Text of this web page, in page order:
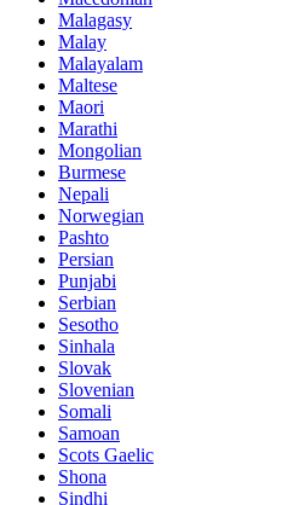
Malagasy
Malay
Malayalam
Maltese
Maori
Marathi
Mongolian
Burmese
Nepali
Norwegian
Pashto
Persian
Punjabi
Serbian
Sesotho
Sinhala
Slovak
Slovenian
Somali
Samoan
Scots Gaelic
Shona
Sindhi